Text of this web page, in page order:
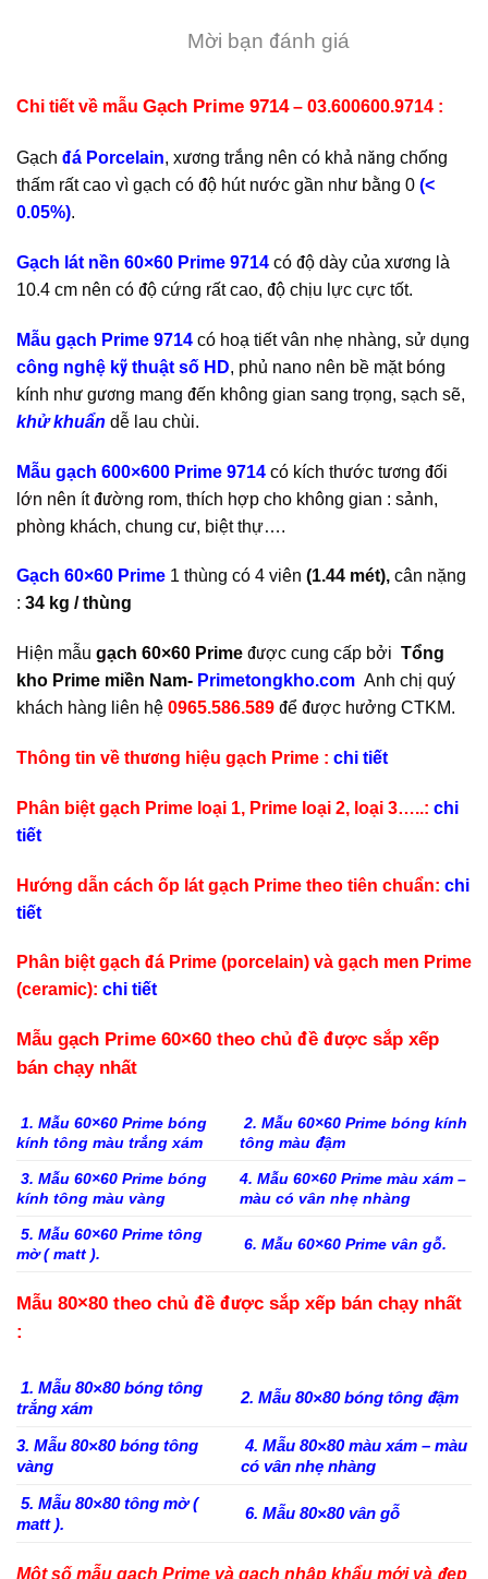
Mời bạn đánh giá
Chi tiết về mẫu Gạch Prime 9714– 03.600600.9714 :
Gạch đá Porcelain, xương trắng nên có khả năng chống
thấm rất cao vì gạch có độ hút nước gần như bằng 0 (<
0.05%).
Gạch lát nền 60×60 Prime 9714 có độ dày của xương là
10.4 cm nên có độ cứng rất cao, độ chịu lực cực tốt.
Mẫu gạch Prime 9714 có hoạ tiết vân nhẹ nhàng, sử dụng
công nghệ kỹ thuật số HD, phủ nano nên bề mặt bóng
kính như gương mang đến không gian sang trọng, sạch sẽ,
khử khuẩn dễ lau chùi.
Mẫu gạch 600×600 Prime 9714 có kích thước tương đối
lớn nên ít đường rom, thích hợp cho không gian : sảnh,
phòng khách, chung cư, biệt thự….
Gạch 60×60 Prime 1 thùng có 4 viên (1.44 mét), cân nặng
: 34 kg / thùng
Hiện mẫu gạch 60×60 Prime được cung cấp bởi Tổng
kho Prime miền Nam- Primetongkho.com Anh chị quý
khách hàng liên hệ 0965.586.589 để được hưởng CTKM.
Thông tin về thương hiệu gạch Prime : chi tiết
Phân biệt gạch Prime loại 1, Prime loại 2, loại 3…..: chi
tiết
Hướng dẫn cách ốp lát gạch Prime theo tiên chuẩn: chi
tiết
Phân biệt gạch đá Prime (porcelain) và gạch men Prime
(ceramic): chi tiết
Mẫu gạch Prime 60×60 theo chủ đề được sắp xếp
bán chạy nhất
1. Mẫu 60×60 Prime bóng
kính tông màu trắng xám
2. Mẫu 60×60 Prime bóng kính
tông màu đậm
3. Mẫu 60×60 Prime bóng
kính tông màu vàng
4. Mẫu 60×60 Prime màu xám –
màu có vân nhẹ nhàng
5. Mẫu 60×60 Prime tông
mờ ( matt ).
6. Mẫu 60×60 Prime vân gỗ.
Mẫu 80×80 theo chủ đề được sắp xếp bán chạy nhất
:
1. Mẫu 80×80 bóng tông
trắng xám
2. Mẫu 80×80 bóng tông đậm
3. Mẫu 80×80 bóng tông
vàng
4. Mẫu 80×80 màu xám – màu
có vân nhẹ nhàng
5. Mẫu 80×80 tông mờ (
matt ).
6. Mẫu 80×80 vân gỗ
Một số mẫu gạch Prime và gạch nhập khẩu mới và đẹp